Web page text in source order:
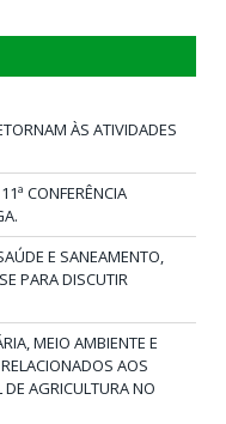
ÀS ATIVIDADES
CONFERÊNCIA
E SANEAMENTO,
PARA DISCUTIR
MEIO AMBIENTE E
AOS
AGRICULTURA NO